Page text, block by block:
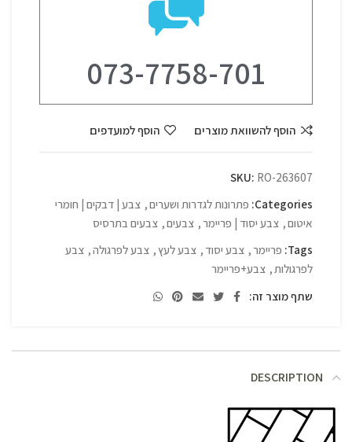
073-7758-701
הוסף להשוואת מוצרים הוסף למועדפים
SKU: RO-263607
Categories: פתרונות לגדרות ושערים, צבע | דבקים | חומרי
איטום, צבע יסוד | פריימר, צבעים, צבעים בתרסיס
Tags: פריימר, צבע יסוד , צבע לעץ, צבע לפרגולה, צבע
לפרגולות , צבע+פריימר
שתף מוצר זה:
DESCRIPTION